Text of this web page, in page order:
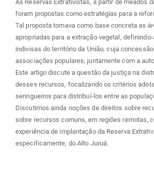
As Reservas Extrativistas, a partir de meados
foram propostas como estratégias para a
Tal proposta tomava como base concreta as
apropriadas para a extração vegetal,
indivisas do território da União, cuja
associações populares, juntamente com a
Este artigo discute a questão da justiça na
desses recursos, focalizando os critérios
seringueiros para distribuí-los entre as
Discutimos ainda noções de direitos sobre
sobre recursos comuns, em regiões remotas,
experiência de implantação da Reserva
especificamente, do Alto Juruá.